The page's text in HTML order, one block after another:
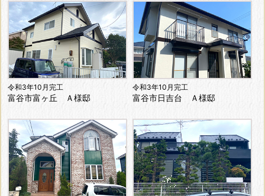
令和3年10月完工
富谷市富ヶ丘 Ａ様邸
令和3年10月完工
富谷市日吉台 Ａ様邸